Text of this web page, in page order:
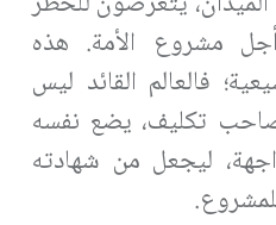
مشروع الأمة. هذه
فالعالم القائد ليس
تكليف، يضع نفسه
ليجعل من شهادته
.